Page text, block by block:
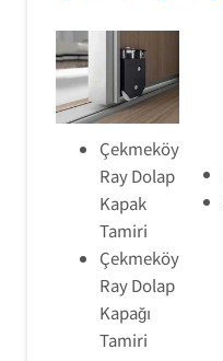
Çekmeköy
Ray Dolap
Kapak
Tamiri
Çekmeköy
Ray Dolap
Kapağı
Tamiri